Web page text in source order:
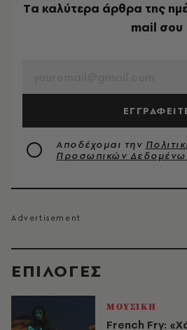
EΠΙΛΟΓΈΣ
ΜΟΥΣΙΚΗ
French Fry:
Tα καλύτερα άρθρα της
mail σου
Αποδέχομαι την
Προσωπικών